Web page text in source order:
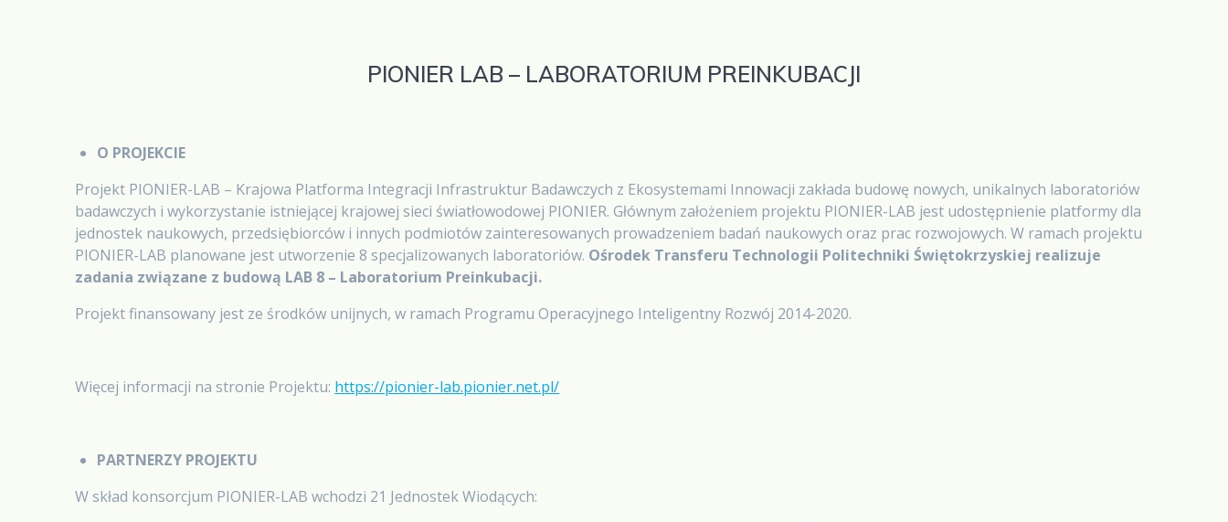
PIONIER LAB – LABORATORIUM PREINKUBACJI
O PROJEKCIE
Projekt PIONIER-LAB – Krajowa Platforma Integracji Infrastruktur Badawczych z Ekosystemami Innowacji zakłada budowę nowych, unikalnych laboratoriów
badawczych i wykorzystanie istniejącej krajowej sieci światłowodowej PIONIER. Głównym założeniem projektu PIONIER-LAB jest udostępnienie platformy dla
jednostek naukowych, przedsiębiorców i innych podmiotów zainteresowanych prowadzeniem badań naukowych oraz prac rozwojowych. W ramach projektu
PIONIER-LAB planowane jest utworzenie 8 specjalizowanych laboratoriów. Ośrodek Transferu Technologii Politechniki Świętokrzyskiej realizuje
zadania związane z budową LAB 8 – Laboratorium Preinkubacji.
Projekt finansowany jest ze środków unijnych, w ramach Programu Operacyjnego Inteligentny Rozwój 2014-2020.
Więcej informacji na stronie Projektu: https://pionier-lab.pionier.net.pl/
PARTNERZY PROJEKTU
W skład konsorcjum PIONIER-LAB wchodzi 21 Jednostek Wiodących: